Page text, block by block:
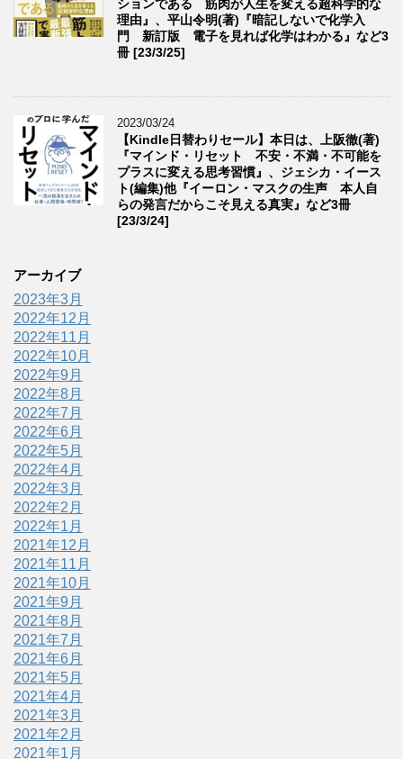
ションである 筋肉が人生を変える超科学的な
理由』、平山令明(著)『暗記しないで化学入
門 新訂版 電子を見れば化学はわかる』など3
冊 [23/3/25]
2023/03/24
【Kindle日替わりセール】本日は、上阪徹(著)
『マインド・リセット 不安・不満・不可能を
プラスに変える思考習慣』、ジェシカ・イース
ト(編集)他『イーロン・マスクの生声 本人自
らの発言だからこそ見える真実』など3冊
[23/3/24]
アーカイブ
2023年3月
2022年12月
2022年11月
2022年10月
2022年9月
2022年8月
2022年7月
2022年6月
2022年5月
2022年4月
2022年3月
2022年2月
2022年1月
2021年12月
2021年11月
2021年10月
2021年9月
2021年8月
2021年7月
2021年6月
2021年5月
2021年4月
2021年3月
2021年2月
2021年1月